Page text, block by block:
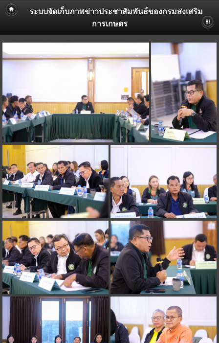
ระบบจัดเก็บภาพข่าวประชาสัมพันธ์ของกรมส่งเสริม
การเกษตร